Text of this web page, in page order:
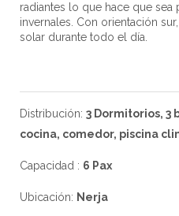
radiantes lo que hace que sea
invernales. Con orientación
solar durante todo el día.
Distribución: 3 Dormitorios, 3
cocina, comedor, piscina
Capacidad : 6 Pax
Ubicación: Nerja